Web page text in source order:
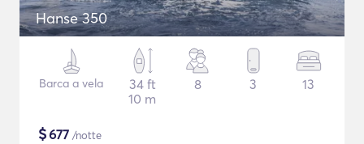
Hanse 350
Barca a vela
34 ft
10 m
8 3 13
$677 /notte